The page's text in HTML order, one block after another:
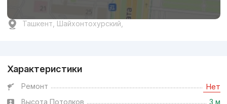
Ташкент, Шайхонтохурский,
Характеристики
Ремонт Нет
Высота Потолков 3 м